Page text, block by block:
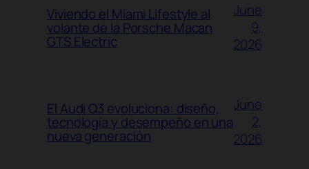
Viviendo el Miami Lifestyle al
volante de la Porsche Macan
GTS Electric
June
9,
2026
El Audi Q3 evoluciona: diseño,
tecnología y desempeño en una
nueva generación
June
2,
2026